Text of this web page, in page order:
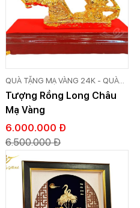
QUÀ TẶNG MẠ VÀNG 24K - QUÀ
TẶNG DÁT VÀNG CAO CẤP GOLD
VIỆT
Tượng Rồng Long Châu
Mạ Vàng
6.000.000 Đ
6.500.000 Đ